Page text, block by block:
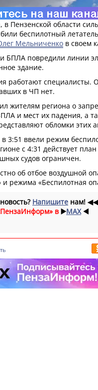
в Пензенской области
беспилотный
Мельниченко в своем
БПЛА повредили линии
здание.
работают специалисты.
в ЧП нет.
жителям региона о
и мест их падения, а
обломки этих
3:51 ввели режим
с 4:31 действует
судов ограничен.
об отбое воздушной
режима «Беспилотная
Напишите нам! ◀◀
в ▶️MAX ◀️